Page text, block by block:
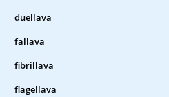
duellava
fallava
fibrillava
flagellava